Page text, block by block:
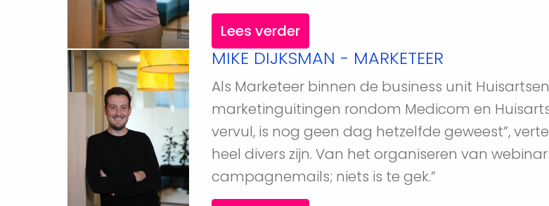
Lees verder
MIKE DIJKSMAN - MARKETEER
Als Marketeer binnen de business unit
marketinguitingen rondom Medicom en
vervul, is nog geen dag hetzelfde geweest”,
heel divers zijn. Van het organiseren van
campagnemails; niets is te gek.”